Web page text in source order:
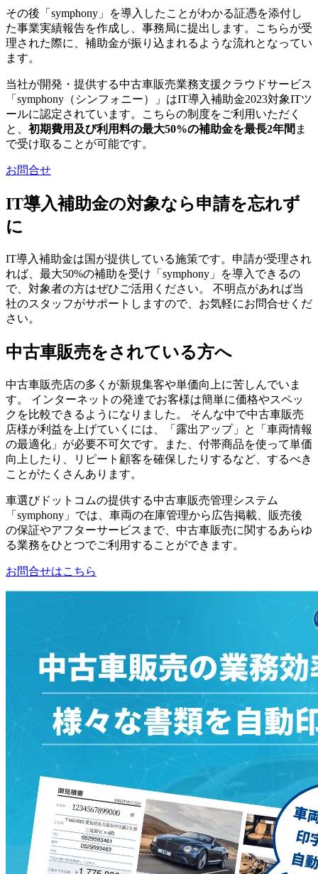
その後「symphony」を導入したことがわかる証憑を添付し
た事業実績報告を作成し、事務局に提出します。こちらが受
理された際に、補助金が振り込まれるような流れとなってい
ます。
当社が開発・提供する中古車販売業務支援クラウドサービス
「symphony（シンフォニー）」はIT導入補助金2023対象ITツ
ールに認定されています。こちらの制度をご利用いただく
と、 初期費用及び利用料の最大50%の補助金を最長2年間 ま
で受け取ることが可能です。
お問合せ
IT導入補助金の対象なら申請を忘れず
に
IT導入補助金は国が提供している施策です。申請が受理され
れば、最大50%の補助を受け「symphony」を導入できるの
で、対象者の方はぜひご活用ください。 不明点があれば当
社のスタッフがサポートしますので、お気軽にお問合せくだ
さい。
中古車販売をされている方へ
中古車販売店の多くが新規集客や単価向上に苦しんでいま
す。 インターネットの発達でお客様は簡単に価格やスペッ
クを比較できるようになりました。 そんな中で中古車販売
店様が利益を上げていくには、「露出アップ」と「車両情報
の最適化」が必要不可欠です。また、付帯商品を使って単価
向上したり、リピート顧客を確保したりするなど、するべき
ことがたくさんあります。
車選びドットコムの提供する中古車販売管理システム
「symphony」では、車両の在庫管理から広告掲載、販売後
の保証やアフターサービスまで、中古車販売に関するあらゆ
る業務をひとつでご利用することができます。
お問合せはこちら